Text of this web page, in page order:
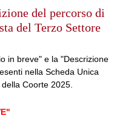
del percorso di
del Terzo Settore
in breve" e la "Descrizione
nella Scheda Unica
Coorte 2025.